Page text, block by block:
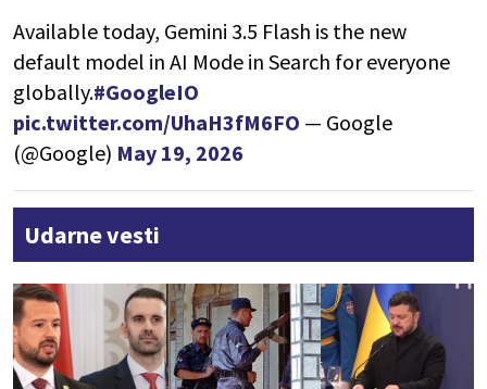
Available today, Gemini 3.5 Flash is the new
default model in AI Mode in Search for everyone
globally.#GoogleIO
pic.twitter.com/UhaH3fM6FO — Google
(@Google) May 19, 2026
Udarne vesti